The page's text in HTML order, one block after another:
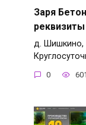
Заря
д. Шишкино,
0 601